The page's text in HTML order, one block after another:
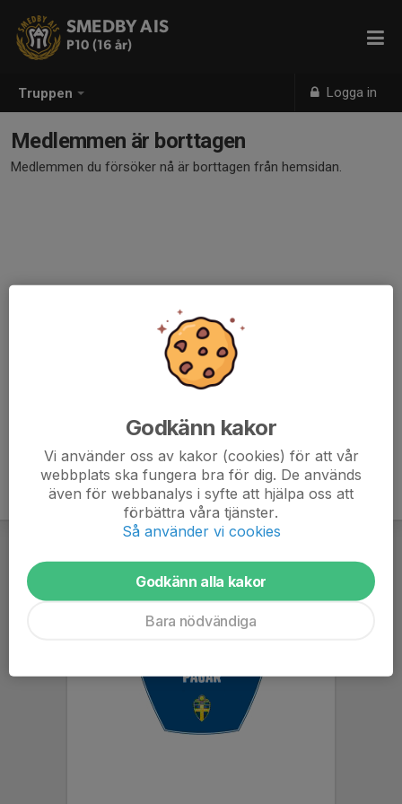
Truppen Logga in
SMEDBY AIS
P10 (16 år)
Medlemmen är borttagen
Medlemmen du försöker nå är borttagen från hemsidan.
Godkänn kakor
Vi använder oss av kakor (cookies) för att vår
webbplats ska fungera bra för dig. De används
även för webbanalys i syfte att hjälpa oss att
förbättra våra tjänster.
Så använder vi cookies
Godkänn alla kakor
Bara nödvändiga